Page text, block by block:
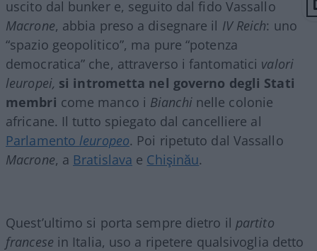
uscito dal bunker e, seguito dal fido Vassallo
Macrone, abbia preso a disegnare il IV Reich: uno
“spazio geopolitico”, ma pure “potenza
democratica” che, attraverso i fantomatici valori
leuropei, si intrometta nel governo degli Stati
membri come manco i Bianchinelle colonie
africane. Il tutto spiegato dal cancelliere al
Parlamento leuropeo. Poi ripetuto dal Vassallo
Macrone, a Bratislava e Chişinău.
Quest’ultimo si porta sempre dietro il partito
francese in Italia, uso a ripetere qualsivoglia detto